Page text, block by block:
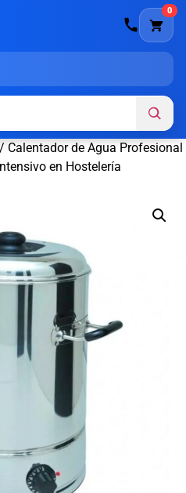
0
/ Calentador de Agua Profesional
en Hostelería